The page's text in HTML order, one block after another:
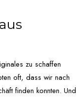
zu schaffen
oft, dass wir nach
finden konnten. Und